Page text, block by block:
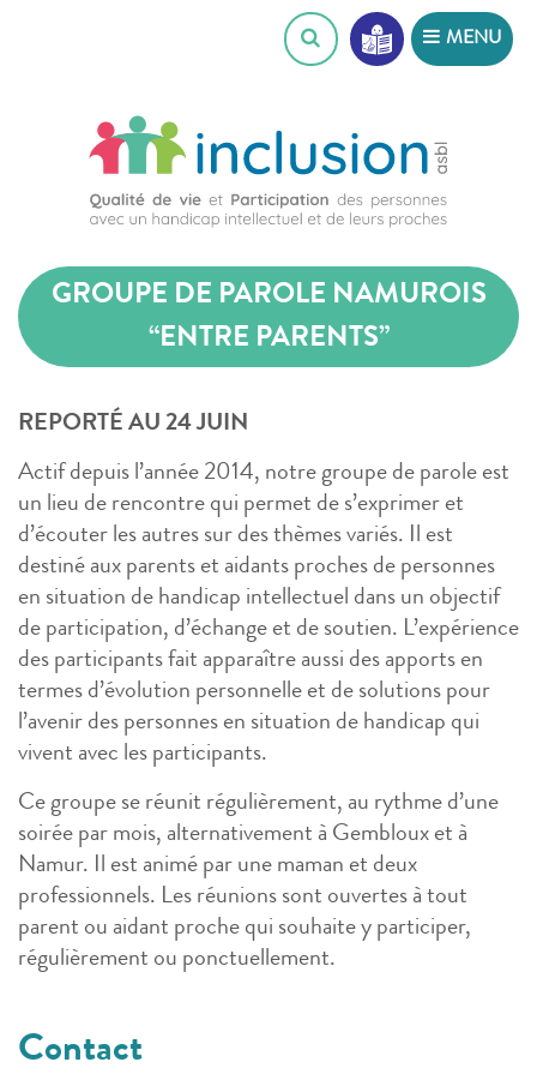
MENU
GROUPE DE PAROLE NAMUROIS
“ENTRE PARENTS”
REPORTÉ AU 24 JUIN
Actif depuis l’année 2014, notre groupe de parole est
un lieu de rencontre qui permet de s’exprimer et
d’écouter les autres sur des thèmes variés. Il est
destiné aux parents et aidants proches de personnes
en situation de handicap intellectuel dans un objectif
de participation, d’échange et de soutien. L’expérience
des participants fait apparaître aussi des apports en
termes d’évolution personnelle et de solutions pour
l’avenir des personnes en situation de handicap qui
vivent avec les participants.
Ce groupe se réunit régulièrement, au rythme d’une
soirée par mois, alternativement à Gembloux et à
Namur. Il est animé par une maman et deux
professionnels. Les réunions sont ouvertes à tout
parent ou aidant proche qui souhaite y participer,
régulièrement ou ponctuellement.
Contact